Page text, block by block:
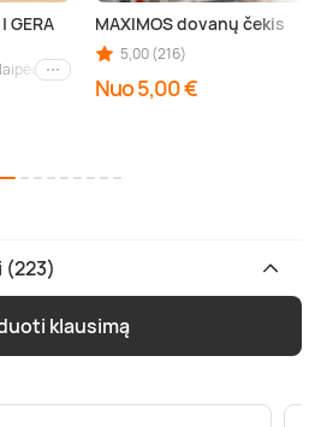
(aps.), Palanga (aps.), Nida (aps.),
Kiti miestai
MAXIMOS dovanų čekis
5,00 (216)
Nuo 5,00 €
(223)
klausimą